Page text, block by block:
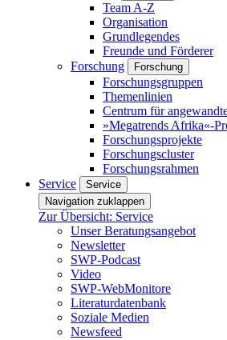
Team A-Z
Organisation
Grundlegendes
Freunde und Förderer
Forschung
Forschung
Forschungsgruppen
Themenlinien
Centrum für
»Megatrends Afrika«-
Forschungsprojekte
Forschungscluster
Forschungsrahmen
Service
Service
Navigation zuklappen
Zur Übersicht: Service
Unser Beratungsangebot
Newsletter
SWP-Podcast
Video
SWP-WebMonitore
Literaturdatenbank
Soziale Medien
Newsfeed